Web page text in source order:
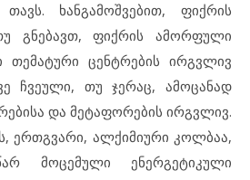
ხანგამოშვებით, ფიქრის
გნებავთ, ფიქრის ამორფული
თემატური ცენტრების ირგვლივ
ჩვეული, თუ ჯერაც, ამოცანად
და მეტაფორების ირგვლივ.
ერთგვარი, ალქიმიური კოლბაა,
მოცემული ენერგეტიკული